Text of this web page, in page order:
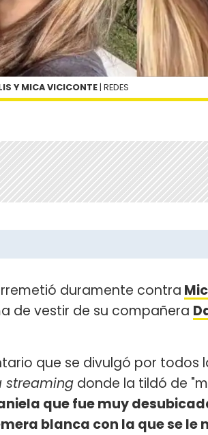
Y MICA VICICONTE | REDES
duramente contra
de vestir de su compañera
que se divulgó por todos
streaming donde la tildó de
que fue muy
blanca con la que se le